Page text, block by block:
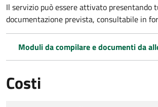
Il servizio può essere attivato presentando
documentazione prevista, consultabile in
Moduli da compilare e documenti da
Costi